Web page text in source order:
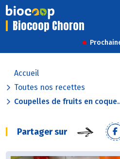
Biocoop Choron
Accueil
Toutes nos recettes
Coupelles de fruits en
Partager sur